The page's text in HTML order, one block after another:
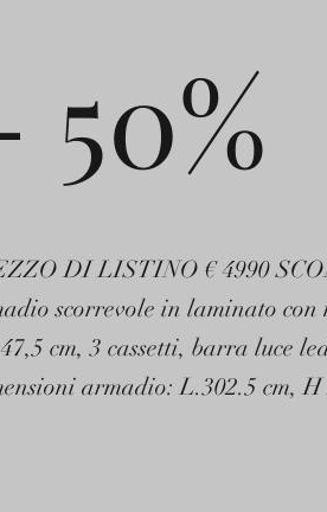
50%
DI LISTINO € 4990
scorrevole in laminato
cm, 3 cassetti, barra luce
armadio: L.302.5 cm, H